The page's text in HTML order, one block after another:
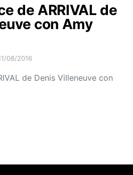
de ARRIVAL de
con Amy
08/2016
de Denis Villeneuve con